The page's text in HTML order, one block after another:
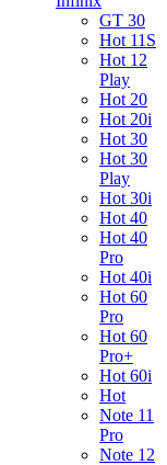
GT 30
Hot 11S
Hot 12
Play
Hot 20
Hot 20i
Hot 30
Hot 30
Play
Hot 30i
Hot 40
Hot 40
Pro
Hot 40i
Hot 60
Pro
Hot 60
Pro+
Hot 60i
Hot
Note 11
Pro
Note 12